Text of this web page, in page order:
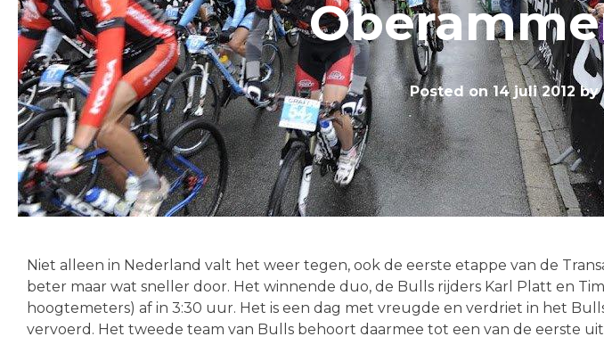
Posted on14 juli 2012 by
Niet alleen in Nederland valt het weer tegen, ook de eerste etappe van de
beter maar wat sneller door. Het winnende duo, de Bulls rijders Karl Platt en
hoogtemeters) af in 3:30 uur. Het is een dag met vreugde en verdriet in het
vervoerd. Het tweede team van Bulls behoort daarmee tot een van de eerste